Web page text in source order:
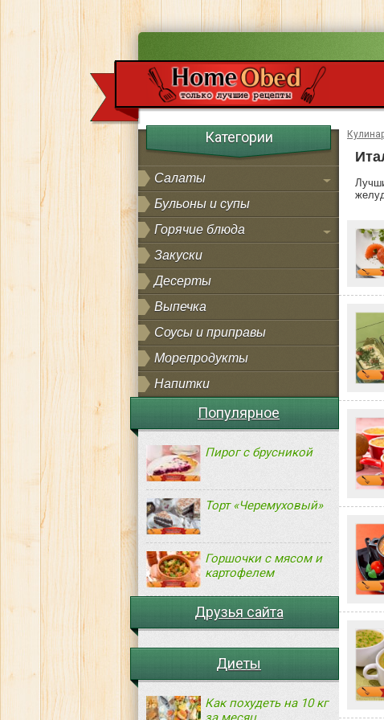
Категории
Салаты
Бульоны и супы
Горячие блюда
Закуски
Десерты
Выпечка
Соусы и приправы
Морепродукты
Напитки
Популярное
Пирог с брусникой
Торт «Черемуховый»
Горшочки с мясом и
картофелем
Друзья сайта
Диеты
Как похудеть на 10 кг